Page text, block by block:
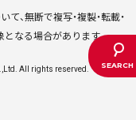
、無断で複写・複製・転載・
となる場合があります。
All rights reserved.